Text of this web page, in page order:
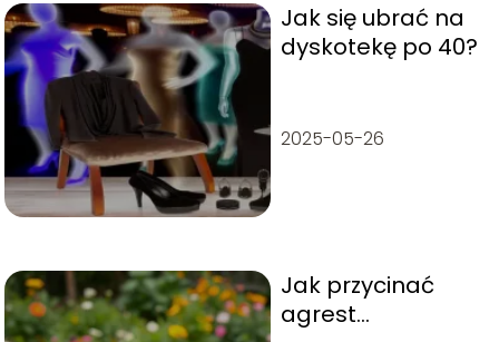
Jak się ubrać na
dyskotekę po 40?
2025-05-26
Jak przycinać
agrest